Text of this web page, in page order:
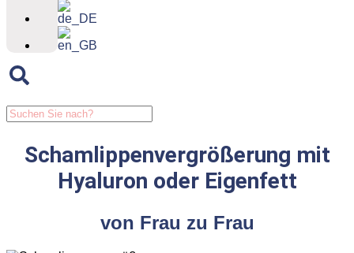
Schamlippenvergrößerung mit
Hyaluron oder Eigenfett
von Frau zu Frau